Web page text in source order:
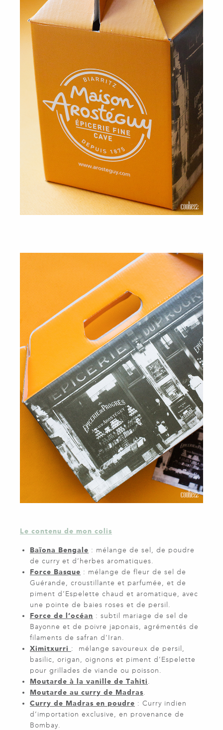
Le contenu de mon colis
Baïona Bengale : mélange de sel, de poudre
de curry et d’herbes aromatiques.
Force Basque : mélange de fleur de sel de
Guérande, croustillante et parfumée, et de
piment d’Espelette chaud et aromatique, avec
une pointe de baies roses et de persil.
Force de l’océan : subtil mariage de sel de
Bayonne et de poivre japonais, agrémentés de
filaments de safran d’Iran.
Ximitxurri : mélange savoureux de persil,
basilic, origan, oignons et piment d’Espelette
pour grillades de viande ou poisson.
Moutarde à la vanille de Tahiti.
Moutarde au curry de Madras.
Curry de Madras en poudre : Curry indien
d’importation exclusive, en provenance de
Bombay.